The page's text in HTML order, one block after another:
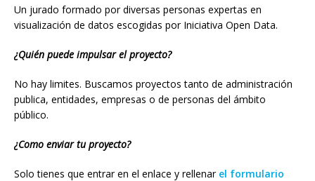
Un jurado formado por diversas personas expertas en
visualización de datos escogidas por Iniciativa Open Data.
¿Quién puede impulsar el proyecto?
No hay limites. Buscamos proyectos tanto de administración
publica, entidades, empresas o de personas del ámbito
público.
¿Como enviar tu proyecto?
Solo tienes que entrar en el enlace y rellenar el formulario